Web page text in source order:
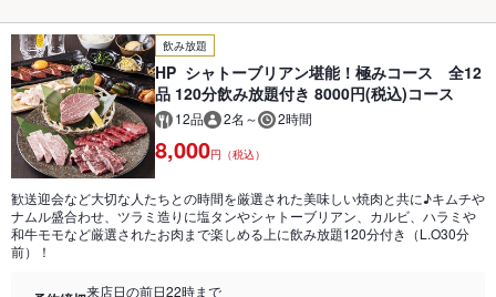
飲み放題
HP シャトーブリアン堪能！極みコース 全12
品 120分飲み放題付き 8000円(税込)コース
12品 2名～ 2時間
8,000円（税込）
歓送迎会など大切な人たちとの時間を厳選された美味しい焼肉と共に♪キムチや
ナムル盛合わせ、ツラミ造りに塩タンやシャトーブリアン、カルビ、ハラミや
和牛モモなど厳選されたお肉まで楽しめる上に飲み放題120分付き（L.O30分
前）！
来店日の前日22時まで